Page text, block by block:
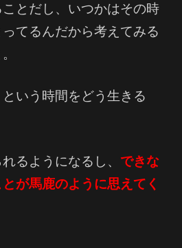
とだし、いつかはその時
てるんだから考えてみる
という時間をどう生きる
るようになるし、 できな
が馬鹿のように思えてく